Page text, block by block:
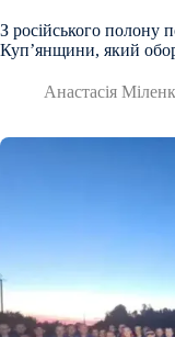
З російського полону
Куп’янщини, який
Анастасія